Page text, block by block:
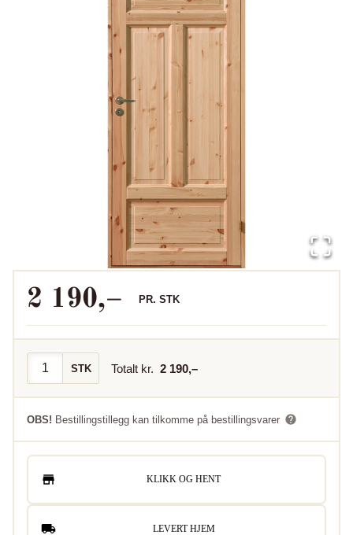
2 190,– PR. STK
STK Totalt kr. 2 190,–
OBS! Bestillingstillegg kan tilkomme på bestillingsvarer
KLIKK OG HENT
LEVERT HJEM